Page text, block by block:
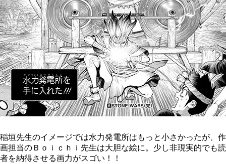
稲垣先生のイメージでは水力発電所はもっと小さかったが、作
画担当のＢｏｉｃｈｉ先生は大胆な絵に。少し非現実的でも読
者を納得させる画力がスゴい！！